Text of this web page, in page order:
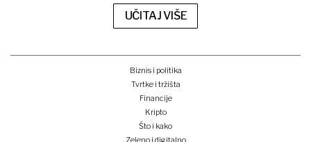
UČITAJ VIŠE
Biznis i politika
Tvrtke i tržišta
Financije
Kripto
Što i kako
Zeleno i digitalno